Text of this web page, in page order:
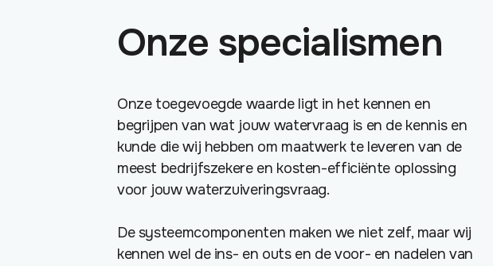
Onze specialismen
Onze toegevoegde waarde ligt in het kennen en
begrijpen van wat jouw watervraag is en de kennis en
kunde die wij hebben om maatwerk te leveren van de
meest bedrijfszekere en kosten-efficiënte oplossing
voor jouw waterzuiveringsvraag.
De systeemcomponenten maken we niet zelf, maar wij
kennen wel de ins- en outs en de voor- en nadelen van